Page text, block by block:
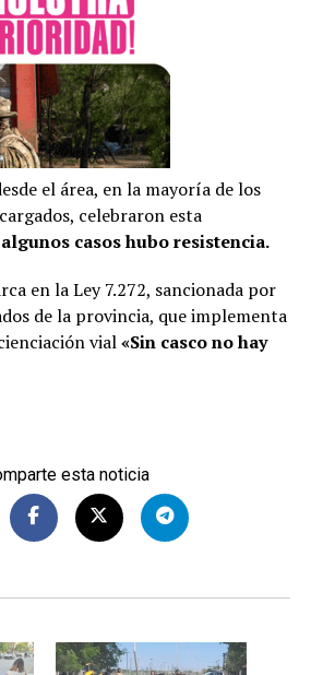
el área, en la mayoría de los
celebraron esta
casos hubo resistencia.
en la Ley 7.272, sancionada por
de la provincia, que implementa
vial«Sin casco no hay
esta noticia